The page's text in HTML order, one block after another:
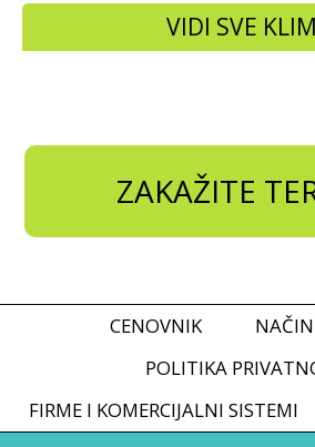
VIDI SVE
ZAKAŽITE
CENOVNIK
POLITIKA
FIRME I KOMERCIJALNI SISTEMI